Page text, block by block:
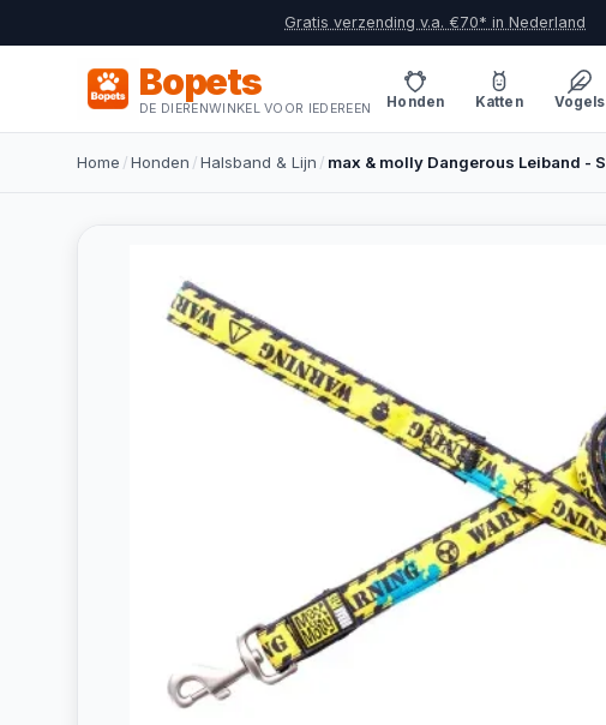
Gratis verzending v.a. €70* in Nederland
Bopets
DE DIERENWINKEL VOOR IEDEREEN Honden Katten Vogels
Home /Honden /Halsband & Lijn / max & molly Dangerous Leiband - S